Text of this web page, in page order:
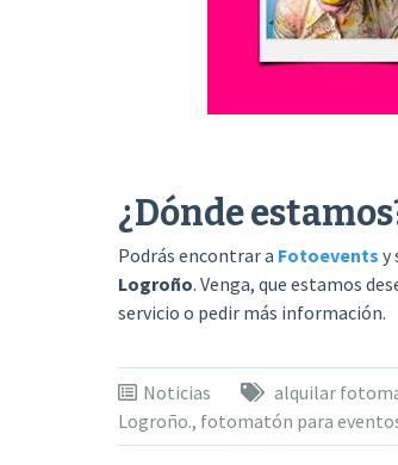
¿Dónde
Podrás encontrar a Fotoevents y
Logroño. Venga, que estamos
servicio o pedir más información.
Noticias alquilar
Logroño., fotomatón para